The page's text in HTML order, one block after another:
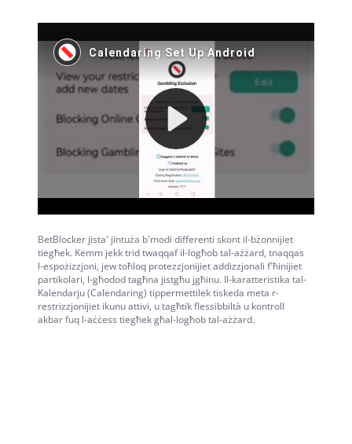
BetBlocker jista' jintuża b'modi differenti skont il-bżonnijiet
tiegħek. Kemm jekk trid twaqqaf il-logħob tal-ażżard, tnaqqas
l-espożizzjoni, jew toħloq protezzjonijiet addizzjonali f'ħinijiet
partikolari, l-għodod tagħna jistgħu jgħinu. Il-karatteristika tal-
Kalendarju (Calendaring) tippermettilek tiskeda meta r-
restrizzjonijiet ikunu attivi, u tagħtik flessibbiltà u kontroll
akbar fuq l-aċċess tiegħek għal-logħob tal-ażżard.